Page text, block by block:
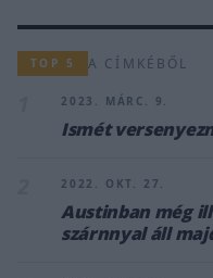
TOP 5 A CÍMKÉBŐL
2023. MÁRC. 9.
Ismét
2022. OKT. 27.
Austinban még
szárnnyal áll